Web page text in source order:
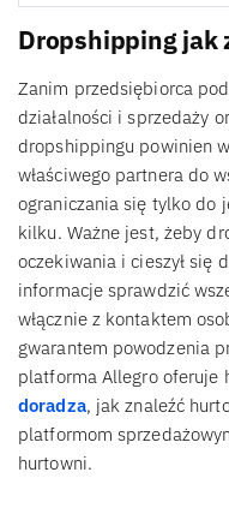
Dropshipping jak
Zanim przedsiębiorca
działalności i sprzedaży
dropshippingu powinien
właściwego partnera do
ograniczania się tylko do
kilku. Ważne jest, żeby
oczekiwania i cieszył się
informacje sprawdzić
włącznie z kontaktem
gwarantem powodzenia
platforma Allegro oferuje
doradza, jak znaleźć
platformom
hurtowni.